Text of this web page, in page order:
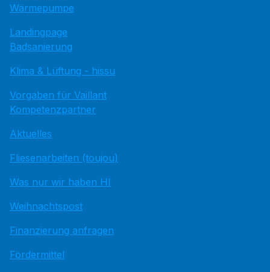
Wärmepumpe
Landingpage
Badsanierung
Klima & Lüftung - hissu
Vorgaben für Vaillant
Kompetenzpartner
Aktuelles
Fliesenarbeiten (toujou)
Was nur wir haben HI
Weihnachtspost
Finanzierung anfragen
Fördermittel